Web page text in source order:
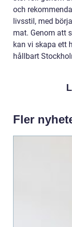
och
livsstil, med
mat. Genom att
kan vi skapa ett
hållbart
Fler